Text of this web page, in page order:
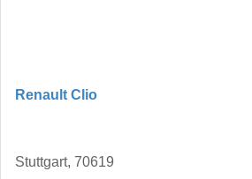
Renault Clio
Stuttgart, 70619